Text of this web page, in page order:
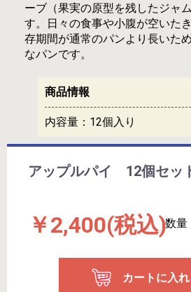
ーブ（果実の原型を残したジャ
す。日々の食事や小腹が空いた
存期間が通常のパンより長いた
なパンです。
商品情報
内容量： 12個入り
アップルパイ 12個セッ
￥2,400(税込)数量
カートに入